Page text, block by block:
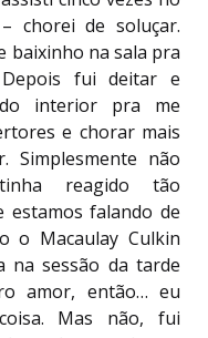
chorei de soluçar.
baixinho na sala pra
fui deitar e
interior pra me
e chorar mais
Simplesmente não
reagido tão
falando de
o Macaulay Culkin
na sessão da tarde
amor, então… eu
Mas não, fui